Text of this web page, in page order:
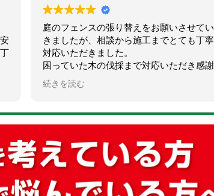
庭のフェンスの張り替えをお願いさせていだ
きましたが、相談から施工までとても丁寧に
対応いただきました。
困っていた木の伐採まで対応いただき感謝で
す。
とてもスッキリし大満足です！
続きを読む